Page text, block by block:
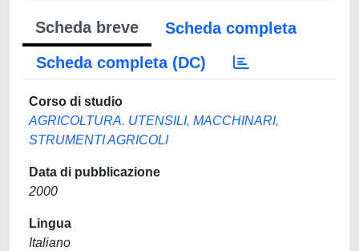
Scheda breve
Scheda completa
Scheda completa (DC)
Corso di studio
AGRICOLTURA. UTENSILI, MACCHINARI,
STRUMENTI AGRICOLI
Data di pubblicazione
2000
Lingua
Italiano